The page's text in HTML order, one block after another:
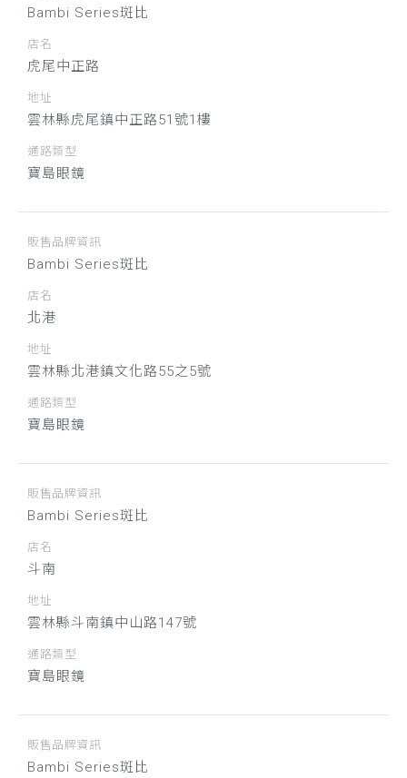
Bambi Series斑比
店名
虎尾中正路
地址
雲林縣虎尾鎮中正路51號1樓
通路類型
寶島眼鏡
販售品牌資訊
Bambi Series斑比
店名
北港
地址
雲林縣北港鎮文化路55之5號
通路類型
寶島眼鏡
販售品牌資訊
Bambi Series斑比
店名
斗南
地址
雲林縣斗南鎮中山路147號
通路類型
寶島眼鏡
販售品牌資訊
Bambi Series斑比